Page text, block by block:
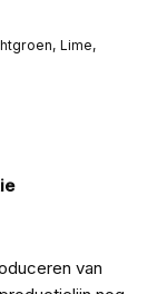
, Lime,
van